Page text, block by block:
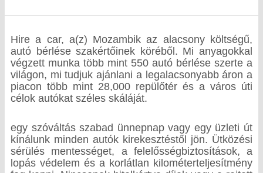
Hire a car, a(z) Mozambik az alacsony költségű,
autó bérlése szakértőinek köréből. Mi anyagokkal
végzett munka több mint 550 autó bérlése szerte a
világon, mi tudjuk ajánlani a legalacsonyabb áron a
piacon több mint 28,000 repülőtér és a város úti
célok autókat széles skáláját.
egy szóváltás szabad ünnepnap vagy egy üzleti út
kínálunk minden autók kirekesztéstől jön. Ütközési
sérülés mentességet, a felelősségbiztosítások, a
lopás védelem és a korlátlan kilométerteljesítmény